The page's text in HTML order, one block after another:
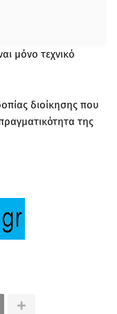
μόνο τεχνικό
διοίκησης που
της